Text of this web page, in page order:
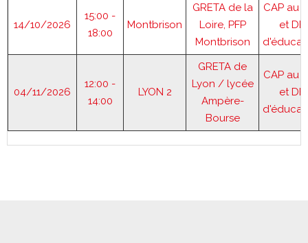
14/10/2026
15:00 -
18:00
Montbrison
GRETA de la
Loire, PFP
Montbrison
CAP au
et DE
04/11/2026
12:00 -
14:00
LYON 2
GRETA de
Lyon / lycée
Ampère-
Bourse
CAP au
et DE